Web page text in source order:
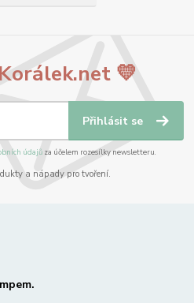
💛
Přihlásit se
údajůza účelem rozesílky newsletteru.
a nápady pro tvoření.